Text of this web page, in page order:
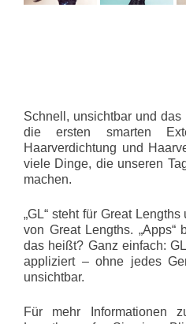
Schnell, unsichtbar und das
die ersten smarten
Haarverdichtung und
viele Dinge, die unseren
machen.
„GL“ steht für Great
von Great Lengths. „Apps“
das heißt? Ganz einfach:
appliziert – ohne jedes
unsichtbar.
Für mehr Informationen